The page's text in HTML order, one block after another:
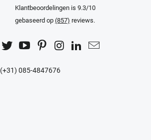
Klantbeoordelingenis 9.3/10
gebaseerd op (857) reviews.
(+31) 085-4847676